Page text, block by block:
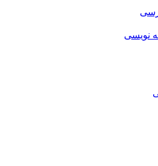
نویسی